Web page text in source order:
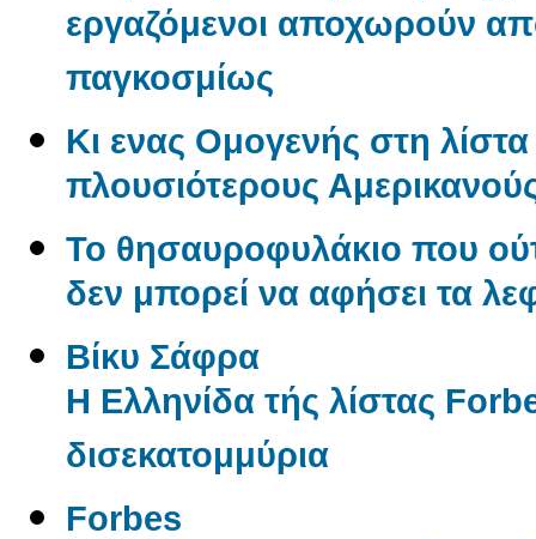
εργαζόμενοι αποχωρούν
παγκοσμίως
Κι ενας Ομογενής στη
πλουσιότερους
Το θησαυροφυλάκιο που
δεν μπορεί να αφήσει τα
Βίκυ Σάφρα
Η Ελληνίδα τής λίστας
δισεκατομμύρια
Forbes